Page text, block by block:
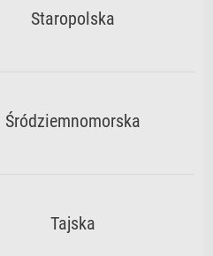
Staropolska
Śródziemnomorska
Tajska